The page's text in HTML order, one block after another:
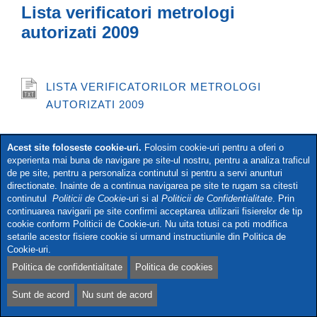
Lista verificatori metrologi
autorizati 2009
LISTA VERIFICATORILOR METROLOGI
AUTORIZATI 2009
Politica de confidenţialitate
Politica de cookie-uri
Termeni și condiții
Copyright © 2026 Biroul Român de Metrologie Legalã
Web development: Webart
Acest site foloseste cookie-uri. Folosim cookie-uri pentru a oferi o
experienta mai buna de navigare pe site-ul nostru, pentru a analiza traficul
de pe site, pentru a personaliza continutul si pentru a servi anunturi
directionate. Inainte de a continua navigarea pe site te rugam sa citesti
continutul Politicii de Cookie-uri si al Politicii de Confidentialitate. Prin
continuarea navigarii pe site confirmi acceptarea utilizarii fisierelor de tip
cookie conform Politicii de Cookie-uri. Nu uita totusi ca poti modifica
setarile acestor fisiere cookie si urmand instructiunile din Politica de
Cookie-uri.
Politica de confidentialitate
Politica de cookies
Sunt de acord Nu sunt de acord